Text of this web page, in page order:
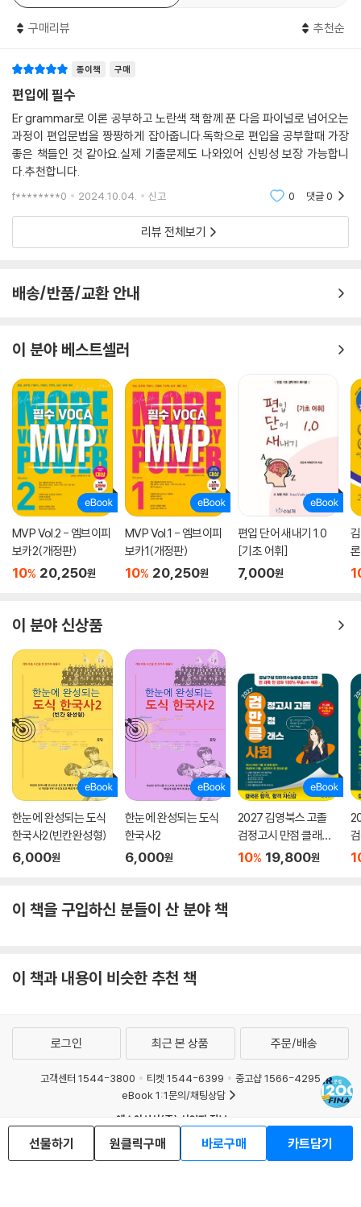
구매리뷰 추천순
종이책 구매
편입에 필수
Er grammar로 이론 공부하고 노란색 책 함께 푼 다음 파이널로 넘어오는
과정이 편입문법을 짱짱하게 잡아줍니다.독학으로 편입을 공부할때 가장
좋은 책들인 것 같아요.실제 기출문제도 나와있어 신빙성 보장 가능합니
다.추천합니다.
f********0 2024.10.04. 신고 0 댓글0
리뷰 전체보기
배송/반품/교환 안내
이 분야 베스트셀러
MVP Vol.2 - 엠브이피
보카2(개정판)
10% 20,250원
MVP Vol.1 - 엠브이피
보카1(개정판)
10% 20,250원
편입 단어 새내기 1.0
[기초 어휘]
7,000원
론
이 분야 신상품
한눈에 완성되는 도식
한국사2(빈칸완성형)
6,000원
한눈에 완성되는 도식
한국사2
6,000원
2027 김영북스 고졸
검정고시 만점 클래스
사회
10% 19,800원
이 책을 구입하신 분들이 산 분야 책
이 책과 내용이 비슷한 추천 책
선물하기 원클릭구매 바로구매 카트담기
로그인 최근 본 상품 주문/배송
고객센터 1544-3800 티켓 1544-6399
중고샵 1566-4295
eBook 1:1문의/채팅상담
예스이십사(주) 사업자 정보
이용약관
개인정보처리방침
청소년보호정책
PC버전
회사소개
거래처관계자께